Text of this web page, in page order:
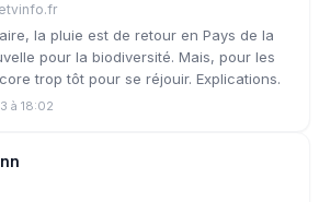
la pluie est de retour en Pays de la
pour la biodiversité. Mais, pour les
trop tôt pour se réjouir. Explications.
à 18:02